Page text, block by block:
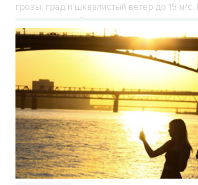
грозы, град и шквалистый ветер до 19 м/с.
параллельно объявлено штормовое
аномальной жары и экстремальной